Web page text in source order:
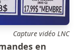
Capture vidéo LNC
en